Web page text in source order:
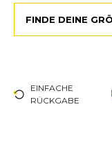
FINDE DEINE
EINFACHE
RÜCKGABE